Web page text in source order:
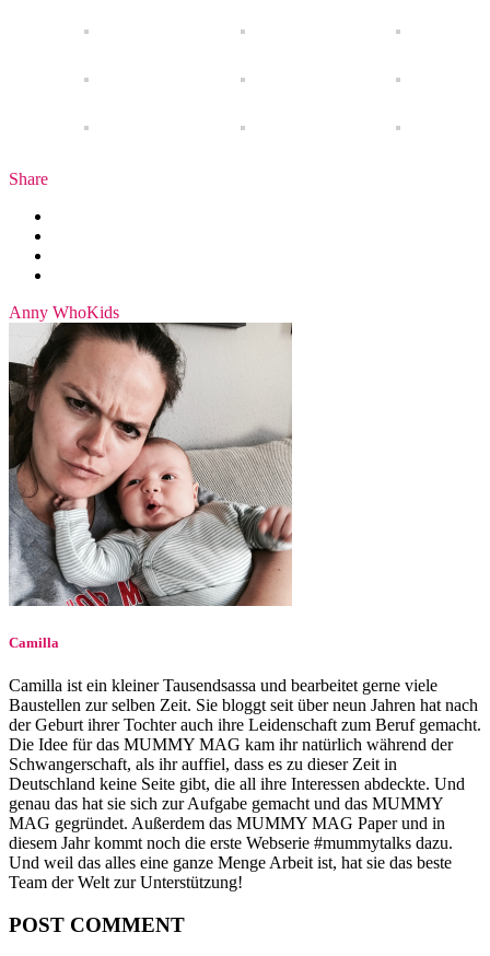
Share
Anny WhoKids
Camilla
Camilla ist ein kleiner Tausendsassa und bearbeitet gerne viele
Baustellen zur selben Zeit. Sie bloggt seit über neun Jahren hat nach
der Geburt ihrer Tochter auch ihre Leidenschaft zum Beruf gemacht.
Die Idee für das MUMMY MAG kam ihr natürlich während der
Schwangerschaft, als ihr auffiel, dass es zu dieser Zeit in
Deutschland keine Seite gibt, die all ihre Interessen abdeckte. Und
genau das hat sie sich zur Aufgabe gemacht und das MUMMY
MAG gegründet. Außerdem das MUMMY MAG Paper und in
diesem Jahr kommt noch die erste Webserie #mummytalks dazu.
Und weil das alles eine ganze Menge Arbeit ist, hat sie das beste
Team der Welt zur Unterstützung!
POST COMMENT